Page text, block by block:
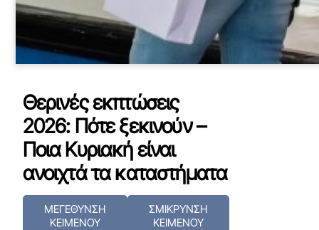
Θερινές εκπτώσεις
2026: Πότε ξεκινούν –
Ποια Κυριακή είναι
ανοιχτά τα καταστήματα
ΜΕΓΕΘΥΝΣΗ
ΚΕΙΜΕΝΟΥ
ΣΜΙΚΡΥΝΣΗ
ΚΕΙΜΕΝΟΥ